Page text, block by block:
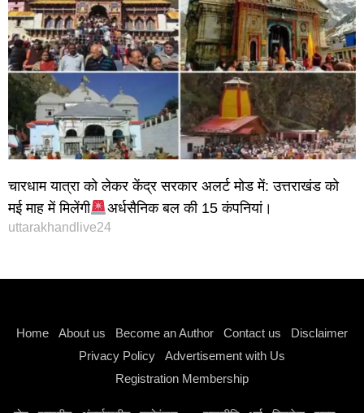
चारधाम यात्रा को लेकर केंद्र सरकार अलर्ट मोड में: उत्तराखंड को
मई माह में मिलेंगी
अर्धसैनिक बल की 15 कंपनियां।
uttarakhandlive24
Home About us Become an Author Contact us
Disclaimer
Privacy Policy
Advertisement with Us
Registration Membership